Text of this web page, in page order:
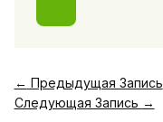
← Предыдущая Запись
Следующая Запись →